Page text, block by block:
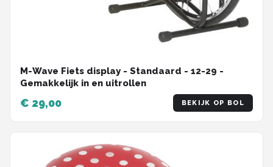
M-Wave Fiets display - Standaard - 12-29 -
Gemakkelijk in en uitrollen
€ 29,00 BEKIJK OP BOL